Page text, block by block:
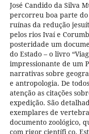
José Candido da Silva
percorreu boa parte do
ruínas da redução
pelos rios Ivaí e
posteridade um
do Estado – o livro
impressionante de um
narrativas sobre
e antropologia. De
atenção as citações
expedição. São
exemplares de
documento zoológico,
com rigor científi co.